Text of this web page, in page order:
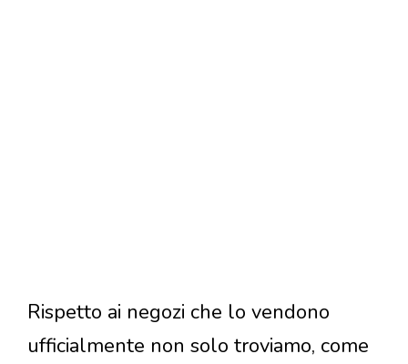
Rispetto ai negozi che lo vendono
ufficialmente non solo troviamo, come